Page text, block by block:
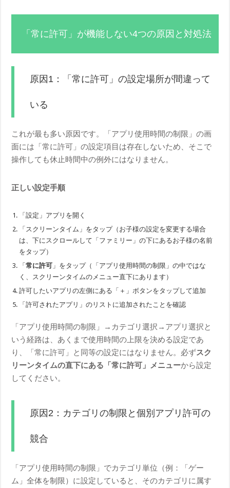
「常に許可」が機能しない4つの原因と対処法
原因1：「常に許可」の設定場所が間違って
いる
これが最も多い原因です。「アプリ使用時間の制限」の画
面には「常に許可」の設定項目は存在しないため、そこで
操作しても休止時間中の例外にはなりません。
正しい設定手順
「設定」アプリを開く
「スクリーンタイム」をタップ（お子様の設定を変更する場合
は、下にスクロールして「ファミリー」の下にあるお子様の名前
をタップ）
「常に許可 」をタップ（「アプリ使用時間の制限」の中ではな
く、スクリーンタイムのメニュー直下にあります）
許可したいアプリの左側にある「＋」ボタンをタップして追加
「許可されたアプリ」のリストに追加されたことを確認
「アプリ使用時間の制限」→カテゴリ選択→アプリ選択と
いう経路は、あくまで使用時間の上限を決める設定であ
り、「常に許可」と同等の設定にはなりません。必ずスク
リーンタイムの直下にある「常に許可」メニューから設定
してください。
原因2：カテゴリの制限と個別アプリ許可の
競合
「アプリ使用時間の制限」でカテゴリ単位（例：「ゲー
ム」全体を制限）に設定していると、そのカテゴリに属す